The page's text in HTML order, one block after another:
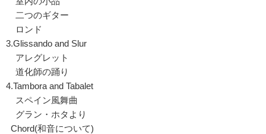
二つのギター
ロンド
3.Glissando and Slur
アレグレット
道化師の踊り
4.Tambora and Tabalet
スペイン風舞曲
グラン・ホタより
Chord(和音について)